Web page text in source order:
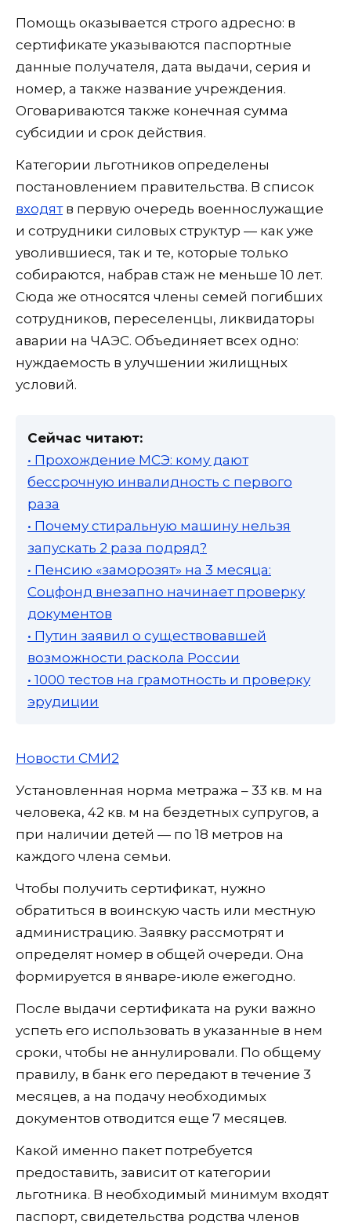
Помощь оказывается строго адресно: в
сертификате указываются паспортные
данные получателя, дата выдачи, серия и
номер, а также название учреждения.
Оговариваются также конечная сумма
субсидии и срок действия.
Категории льготников определены
постановлением правительства. В список
входятв первую очередь военнослужащие
и сотрудники силовых структур — как уже
уволившиеся, так и те, которые только
собираются, набрав стаж не меньше 10 лет.
Сюда же относятся члены семей погибших
сотрудников, переселенцы, ликвидаторы
аварии на ЧАЭС. Объединяет всех одно:
нуждаемость в улучшении жилищных
условий.
Сейчас читают:
• Прохождение МСЭ: кому дают
бессрочную инвалидность с первого
раза
• Почему стиральную машину нельзя
запускать 2 раза подряд?
• Пенсию «заморозят» на 3 месяца:
Соцфонд внезапно начинает проверку
документов
• Путин заявил о существовавшей
возможности раскола России
• 1000 тестов на грамотность и проверку
эрудиции
Новости СМИ2
Установленная норма метража – 33 кв. м на
человека, 42 кв. м на бездетных супругов, а
при наличии детей — по 18 метров на
каждого члена семьи.
Чтобы получить сертификат, нужно
обратиться в воинскую часть или местную
администрацию. Заявку рассмотрят и
определят номер в общей очереди. Она
формируется в январе-июле ежегодно.
После выдачи сертификата на руки важно
успеть его использовать в указанные в нем
сроки, чтобы не аннулировали. По общему
правилу, в банк его передают в течение 3
месяцев, а на подачу необходимых
документов отводится еще 7 месяцев.
Какой именно пакет потребуется
предоставить, зависит от категории
льготника. В необходимый минимум входят
паспорт, свидетельства родства членов